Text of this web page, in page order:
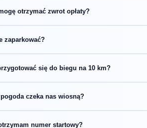
otrzymać zwrot opłaty?
zaparkować?
się do biegu na 10 km?
tygodniowo i zadbaj o co najmniej
czeka nas wiosną?
numer startowy?